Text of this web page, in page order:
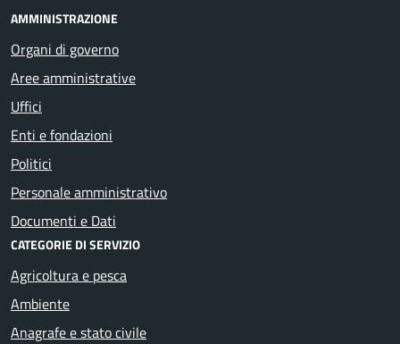
AMMINISTRAZIONE
Organi di governo
Aree amministrative
Uffici
Enti e fondazioni
Politici
Personale amministrativo
Documenti e Dati
CATEGORIE DI SERVIZIO
Agricoltura e pesca
Ambiente
Anagrafe e stato civile